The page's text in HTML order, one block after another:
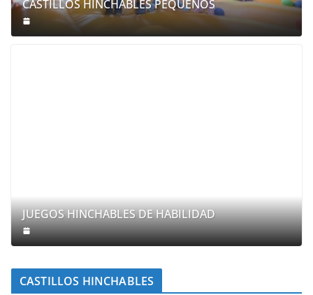
CASTILLOS HINCHABLES PEQUEÑOS
JUEGOS HINCHABLES DE HABILIDAD
CASTILLOS HINCHABLES